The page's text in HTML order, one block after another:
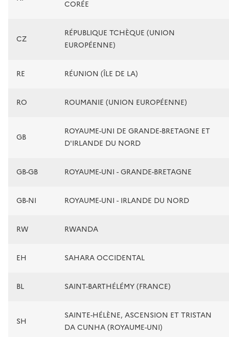
CORÉE
CZ
RÉPUBLIQUE TCHÈQUE (UNION
EUROPÉENNE)
RE RÉUNION (ÎLE DE LA)
RO ROUMANIE (UNION EUROPÉENNE)
GB
ROYAUME-UNI DE GRANDE-BRETAGNE ET
D'IRLANDE DU NORD
GB-GB ROYAUME-UNI - GRANDE-BRETAGNE
GB-NI ROYAUME-UNI - IRLANDE DU NORD
RW RWANDA
EH SAHARA OCCIDENTAL
BL SAINT-BARTHÉLÉMY (FRANCE)
SH
SAINTE-HÉLÈNE, ASCENSION ET TRISTAN
DA CUNHA (ROYAUME-UNI)